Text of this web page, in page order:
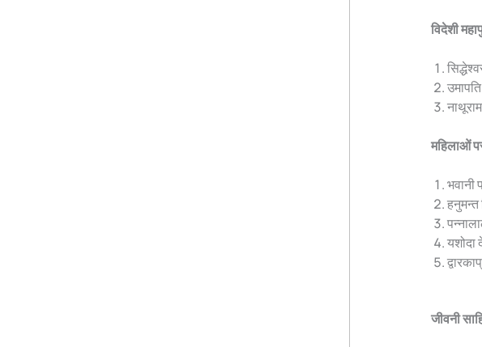
विदेशी
उमापति
महिलाओं
भवानी
हनुमन्त
यशोदा
जीवनी